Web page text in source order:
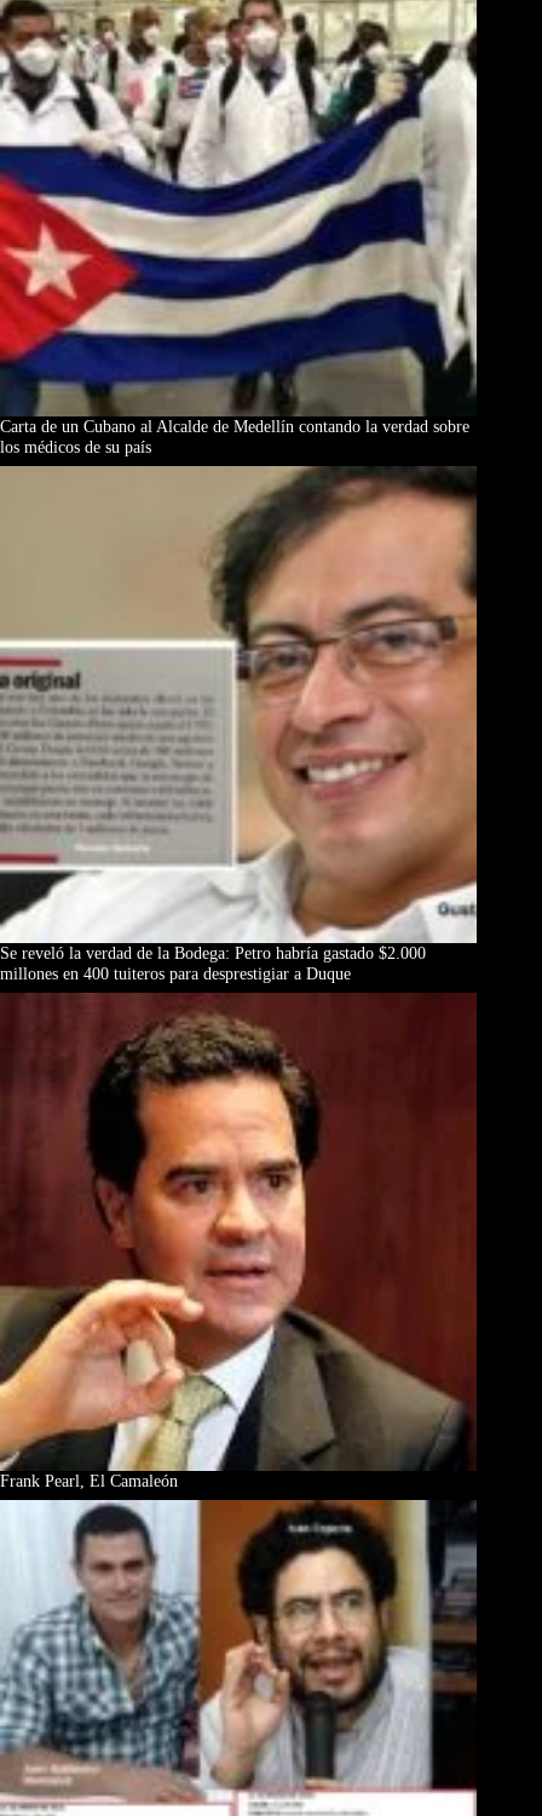
Carta de un Cubano al Alcalde de Medellín contando la verdad sobre
los médicos de su país
Se reveló la verdad de la Bodega: Petro habría gastado $2.000
millones en 400 tuiteros para desprestigiar a Duque
Frank Pearl, El Camaleón